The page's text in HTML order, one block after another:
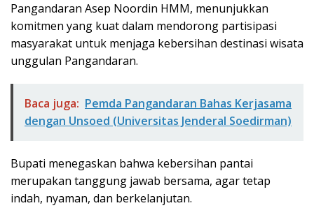
Pangandaran Asep Noordin HMM, menunjukkan
komitmen yang kuat dalam mendorong partisipasi
masyarakat untuk menjaga kebersihan destinasi wisata
unggulan Pangandaran.
Baca juga: Pemda Pangandaran Bahas Kerjasama
dengan Unsoed (Universitas Jenderal Soedirman)
Bupati menegaskan bahwa kebersihan pantai
merupakan tanggung jawab bersama, agar tetap
indah, nyaman, dan berkelanjutan.